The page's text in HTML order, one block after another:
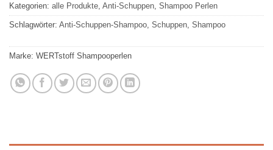
Kategorien: alle Produkte Anti-Schuppen Shampoo Perlen
Schlagwörter: Anti-Schuppen-Shampoo Schuppen Shampoo
Marke: WERTstoff Shampooperlen